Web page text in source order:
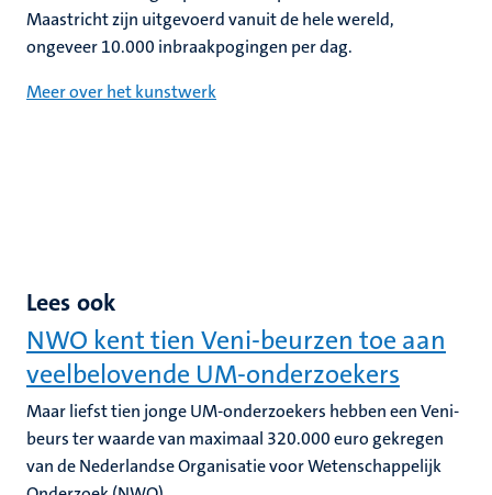
Maastricht zijn uitgevoerd vanuit de hele wereld,
ongeveer 10.000 inbraakpogingen per dag.
Meer over het kunstwerk
Lees ook
NWO kent tien Veni-beurzen toe aan
veelbelovende UM-onderzoekers
Maar liefst tien jonge UM-onderzoekers hebben een Veni-
beurs ter waarde van maximaal 320.000 euro gekregen
van de Nederlandse Organisatie voor Wetenschappelijk